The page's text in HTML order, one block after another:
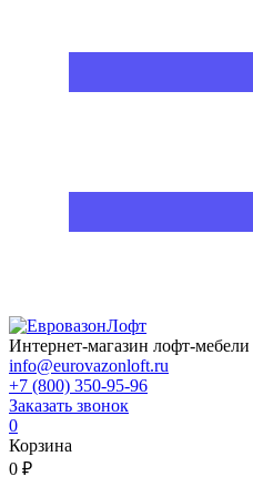
Интернет-магазин лофт-мебели
info@eurovazonloft.ru
+7 (800) 350-95-96
Заказать звонок
0
Корзина
0 ₽